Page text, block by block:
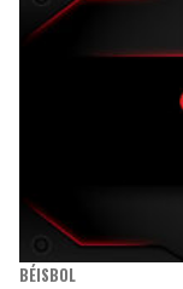
BÉISBOL